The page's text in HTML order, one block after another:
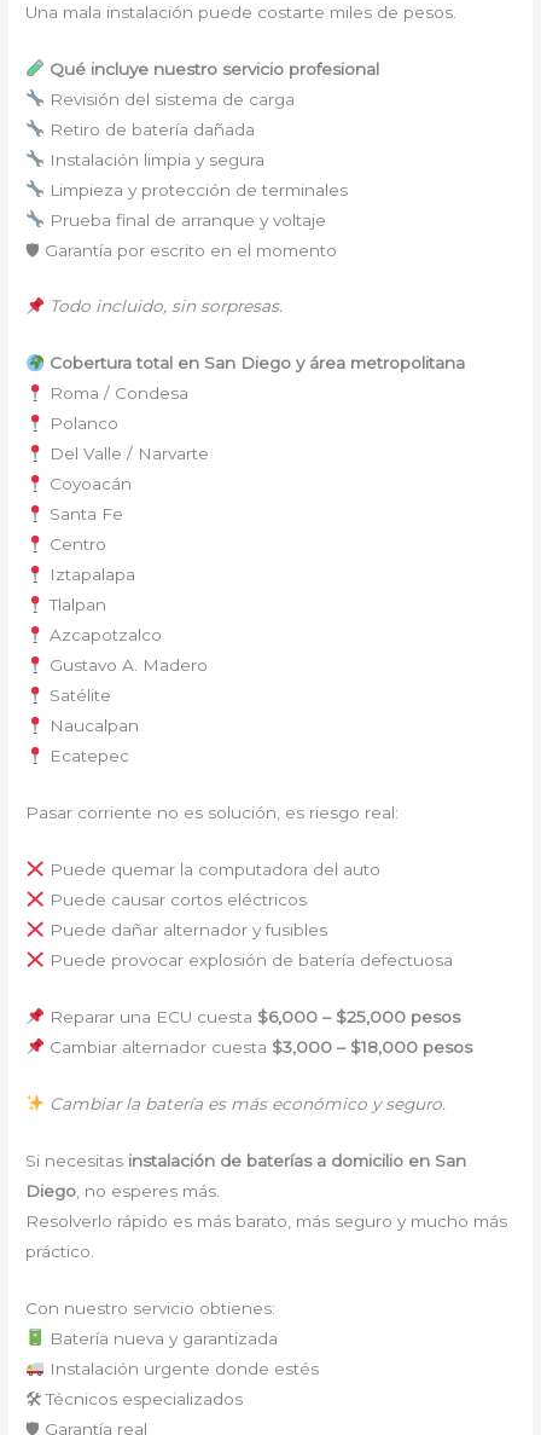
Una mala instalación puede costarte miles de pesos.
Qué incluye nuestro servicio profesional
Revisión del sistema de carga
Retiro de batería dañada
Instalación limpia y segura
Limpieza y protección de terminales
Prueba final de arranque y voltaje
🛡 Garantía por escrito en el momento
Todo incluido, sin sorpresas.
Cobertura total en San Diego y área metropolitana
Roma / Condesa
Polanco
Del Valle / Narvarte
Coyoacán
Santa Fe
Centro
Iztapalapa
Tlalpan
Azcapotzalco
Gustavo A. Madero
Satélite
Naucalpan
Ecatepec
Pasar corriente no es solución, es riesgo real:
Puede quemar la computadora del auto
Puede causar cortos eléctricos
Puede dañar alternador y fusibles
Puede provocar explosión de batería defectuosa
Reparar una ECU cuesta $6,000 – $25,000 pesos
Cambiar alternador cuesta $3,000 – $18,000 pesos
Cambiar la batería es más económico y seguro.
Si necesitas instalación de baterías a domicilio en San
Diego , no esperes más.
Resolverlo rápido es más barato, más seguro y mucho más
práctico.
Con nuestro servicio obtienes:
Batería nueva y garantizada
Instalación urgente donde estés
🛠 Técnicos especializados
🛡 Garantía real